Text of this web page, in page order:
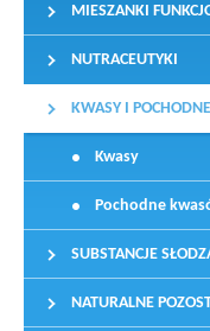
MIESZANKI
NUTRACEUTYKI
KWASY I POCHODNE
Kwasy
Pochodne
SUBSTANCJE
NATURALNE